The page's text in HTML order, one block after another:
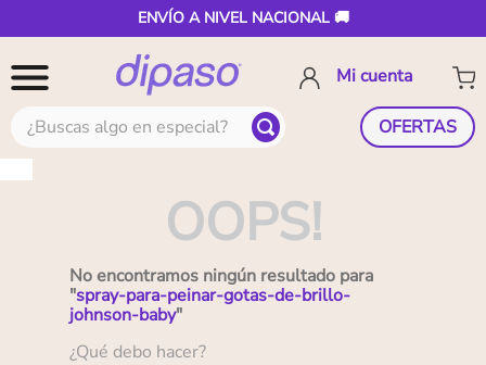
ENVÍO A NIVEL NACIONAL 🚚
¿Buscas algo en especial? OFERTAS
OOPS!
No encontramos ningún resultado para
"spray-para-peinar-gotas-de-brillo-
johnson-baby"
¿Qué debo hacer?